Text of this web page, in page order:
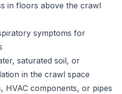
in floors above the crawl
symptoms for
saturated soil, or
in the crawl space
HVAC components, or pipes